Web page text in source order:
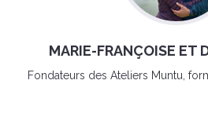
MARIE-FRANÇOISE ET
Fondateurs des Ateliers Muntu,